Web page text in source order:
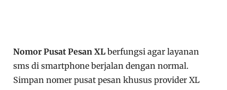
Nomor Pusat Pesan XLberfungsi agar layanan
sms di smartphone berjalan dengan normal.
Simpan nomer pusat pesan khusus provider XL